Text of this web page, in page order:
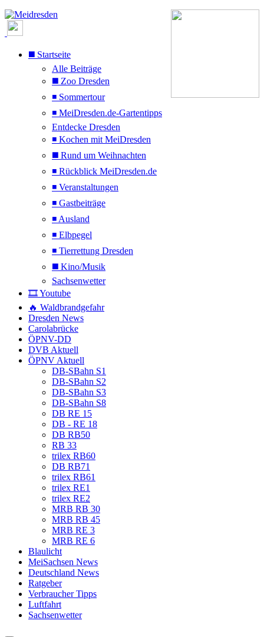
◼️ Startseite
Alle Beiträge
◼️ Zoo Dresden
◾ Sommertour
◾ MeiDresden.de-Gartentipps
Entdecke Dresden
◾ Kochen mit MeiDresden
◼️ Rund um Weihnachten
◾ Rückblick MeiDresden.de
◾ Veranstaltungen
◾ Gastbeiträge
◾ Ausland
◾ Elbpegel
◾ Tierrettung Dresden
◼️ Kino/Musik
Sachsenwetter
🎞️ Youtube
🔥 Waldbrandgefahr
Dresden News
Carolabrücke
ÖPNV-DD
DVB Aktuell
ÖPNV Aktuell
DB-SBahn S1
DB-SBahn S2
DB-SBahn S3
DB-SBahn S8
DB RE 15
DB - RE 18
DB RB50
RB 33
trilex RB60
DB RB71
trilex RB61
trilex RE1
trilex RE2
MRB RB 30
MRB RB 45
MRB RE 3
MRB RE 6
Blaulicht
MeiSachsen News
Deutschland News
Ratgeber
Verbraucher Tipps
Luftfahrt
Sachsenwetter